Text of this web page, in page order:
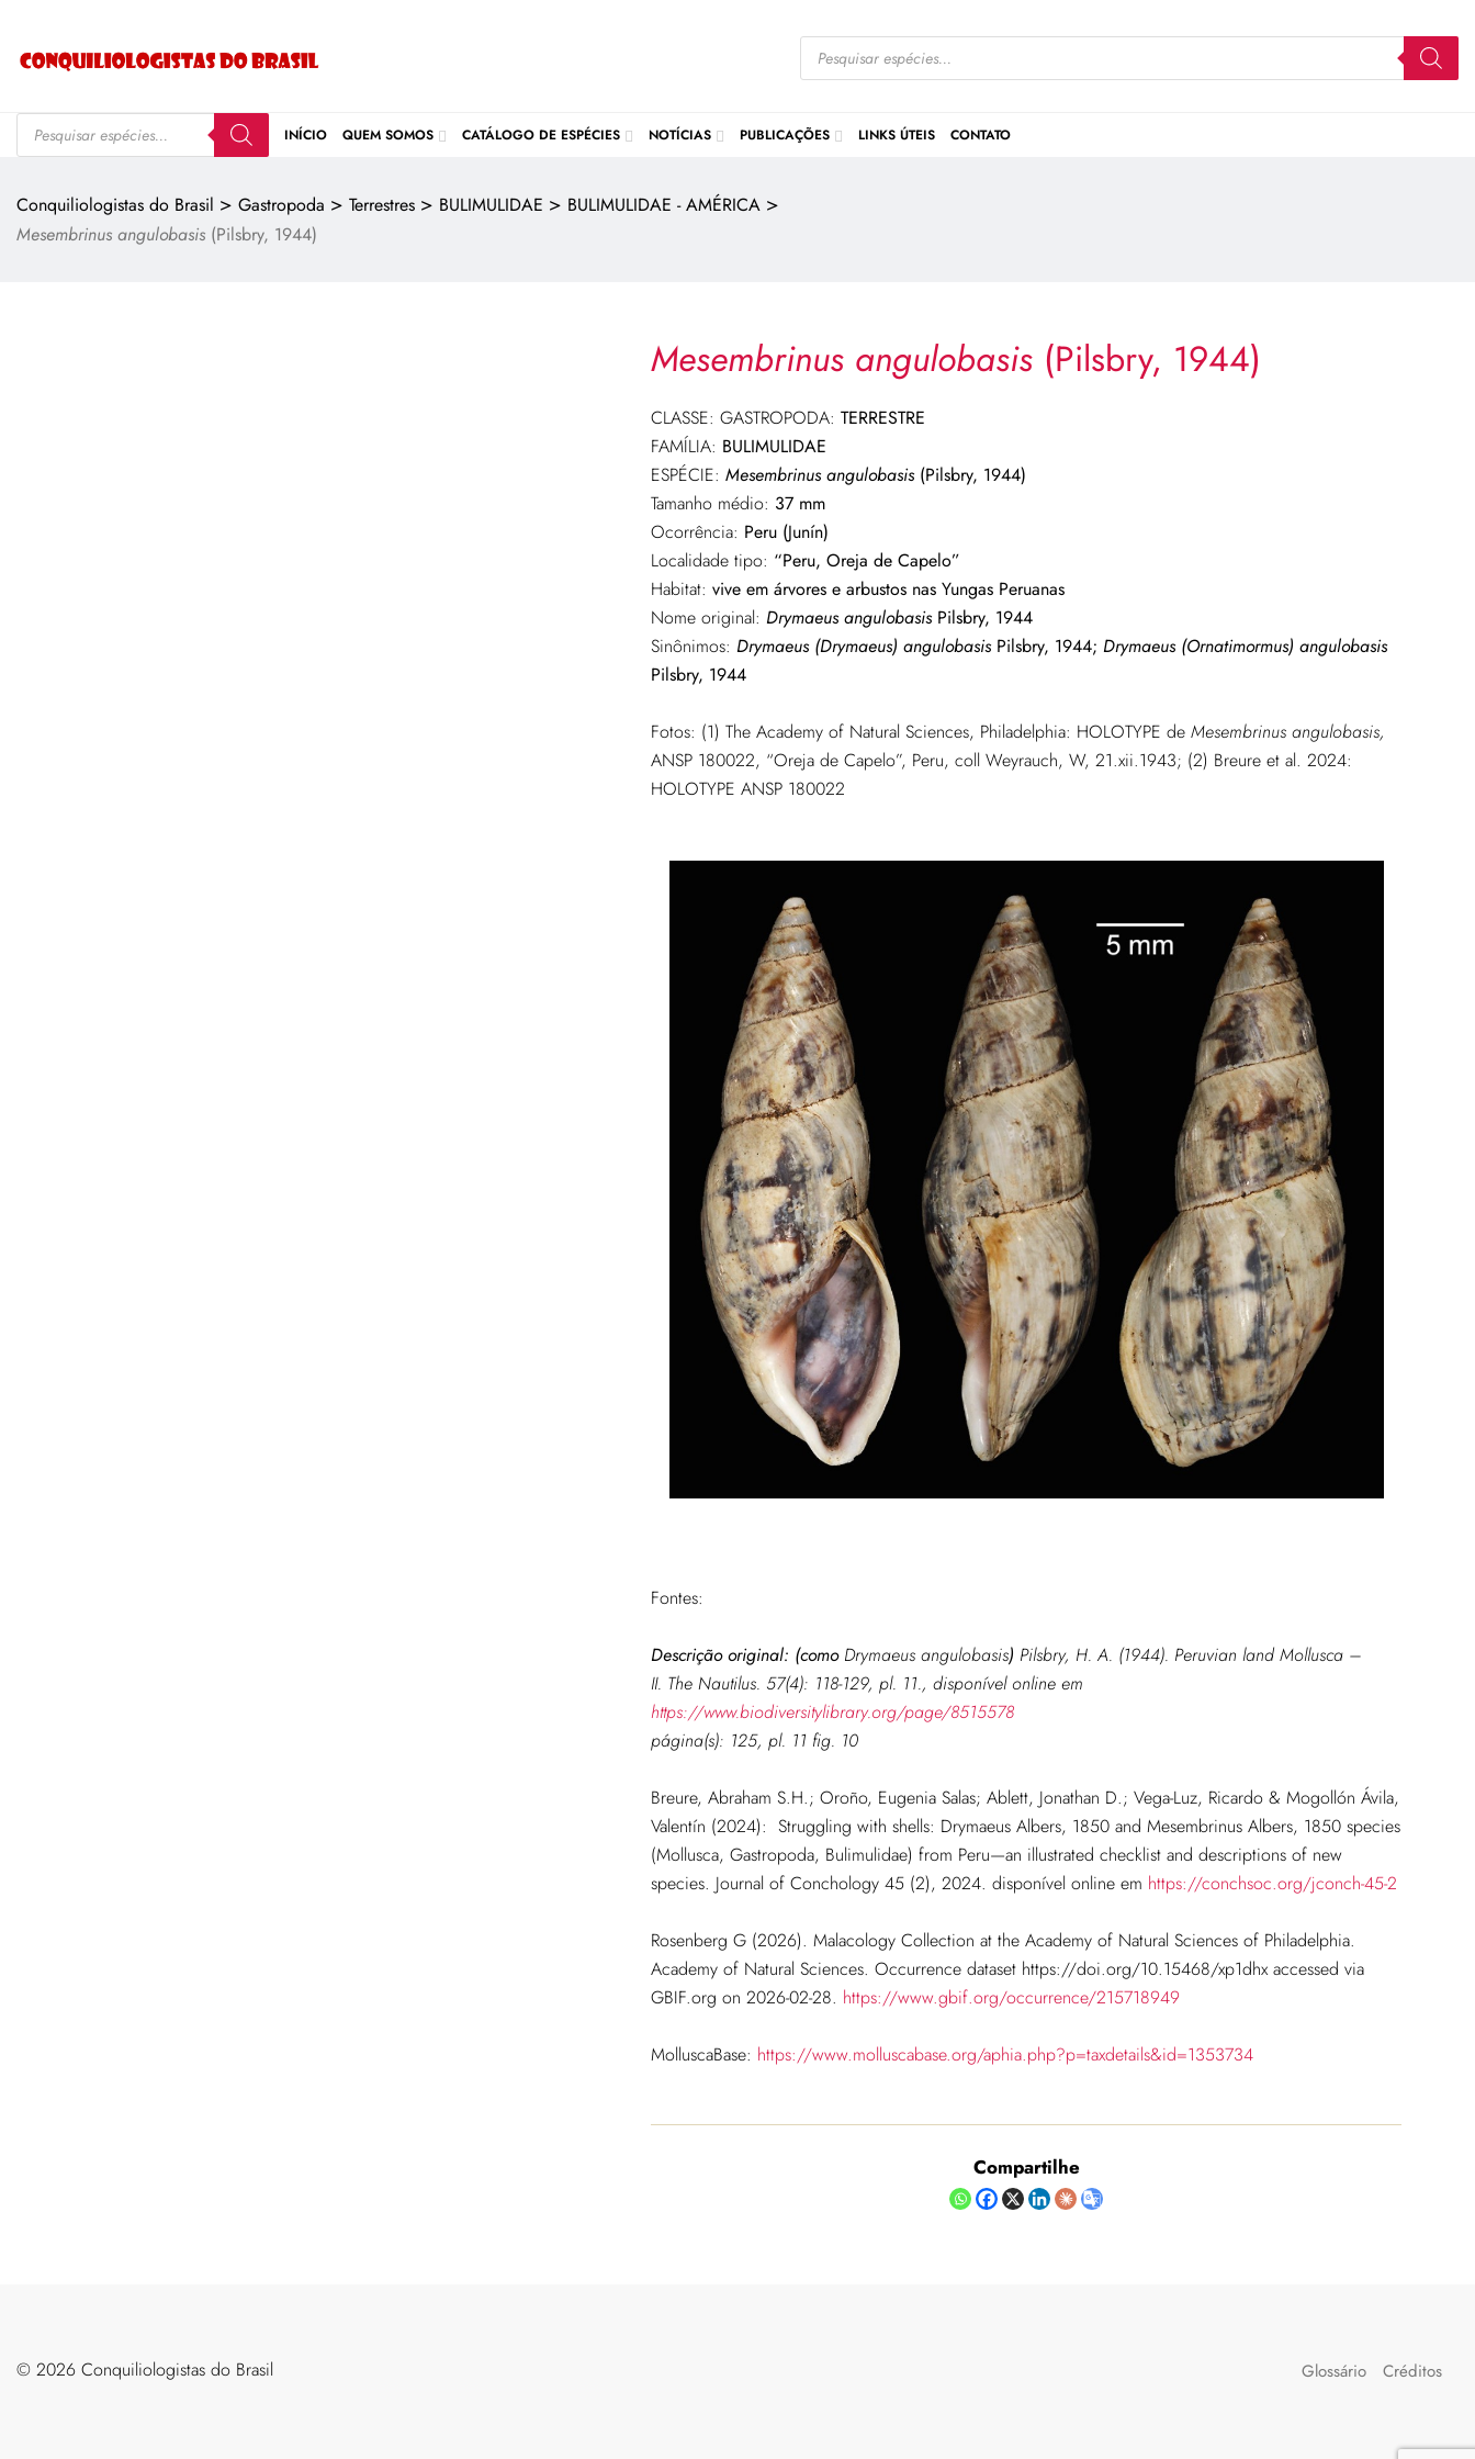
INÍCIO QUEM SOMOS CATÁLOGO DE ESPÉCIES NOTÍCIAS PUBLICAÇÕES LINKS ÚTEIS CONTATO
Conquiliologistas do Brasil > Gastropoda > Terrestres > BULIMULIDAE > BULIMULIDAE - AMÉRICA >
Mesembrinus angulobasis (Pilsbry, 1944)
Mesembrinus angulobasis(Pilsbry, 1944)
CLASSE: GASTROPODA: TERRESTRE
FAMÍLIA: BULIMULIDAE
ESPÉCIE: Mesembrinusangulobasis(Pilsbry, 1944)
Tamanho médio: 37 mm
Ocorrência: Peru (Junín)
Localidade tipo: “Peru, Oreja de Capelo”
Habitat: vive em árvores e arbustos nas Yungas Peruanas
Nome original: Drymaeus angulobasisPilsbry, 1944
Sinônimos: Drymaeus (Drymaeus) angulobasisPilsbry, 1944; Drymaeus (Ornatimormus) angulobasis
Pilsbry, 1944
Fotos: (1) The Academy of Natural Sciences, Philadelphia: HOLOTYPE de Mesembrinusangulobasis,
ANSP 180022, “Oreja de Capelo”, Peru, coll Weyrauch, W, 21.xii.1943; (2) Breure et al. 2024:
HOLOTYPE ANSP 180022
Fontes:
Descrição original: (como Drymaeus angulobasis) Pilsbry, H. A. (1944). Peruvian land Mollusca –
II. The Nautilus. 57(4): 118-129, pl. 11., disponível online em
https://www.biodiversitylibrary.org/page/8515578
página(s): 125, pl. 11 fig. 10
Breure, Abraham S.H.; Oroño, Eugenia Salas; Ablett, Jonathan D.; Vega-Luz, Ricardo & Mogollón Ávila,
Valentín (2024): Struggling with shells: Drymaeus Albers, 1850 and Mesembrinus Albers, 1850 species
(Mollusca, Gastropoda, Bulimulidae) from Peru—an illustrated checklist and descriptions of new
species. Journal of Conchology 45 (2), 2024. disponível online em https://conchsoc.org/jconch-45-2
Rosenberg G (2026). Malacology Collection at the Academy of Natural Sciences of Philadelphia.
Academy of Natural Sciences. Occurrence dataset https://doi.org/10.15468/xp1dhx accessed via
GBIF.org on 2026-02-28. https://www.gbif.org/occurrence/215718949
MolluscaBase: https://www.molluscabase.org/aphia.php?p=taxdetails&id=1353734
Compartilhe
©️ 2026 Conquiliologistas do Brasil Glossário Créditos